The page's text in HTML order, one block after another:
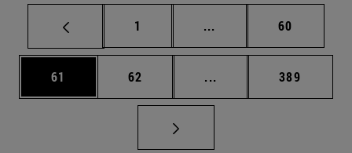
Página
1 ... Páginas intermedias
Página
60
Página
61 Página
62 ... Páginas intermedias
Página
389